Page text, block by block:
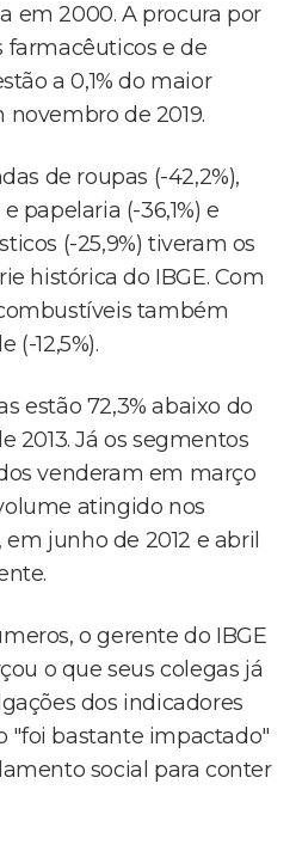
em 2000. A procura por
e de
a 0,1% do maior
de 2019.
de roupas (-42,2%),
papelaria (-36,1%) e
(-25,9%) tiveram os
histórica do IBGE. Com
também
(-12,5%).
estão 72,3% abaixo do
2013. Já os segmentos
venderam em março
atingido nos
junho de 2012 e abril
o gerente do IBGE
o que seus colegas já
dos indicadores
"foi bastante impactado"
social para conter